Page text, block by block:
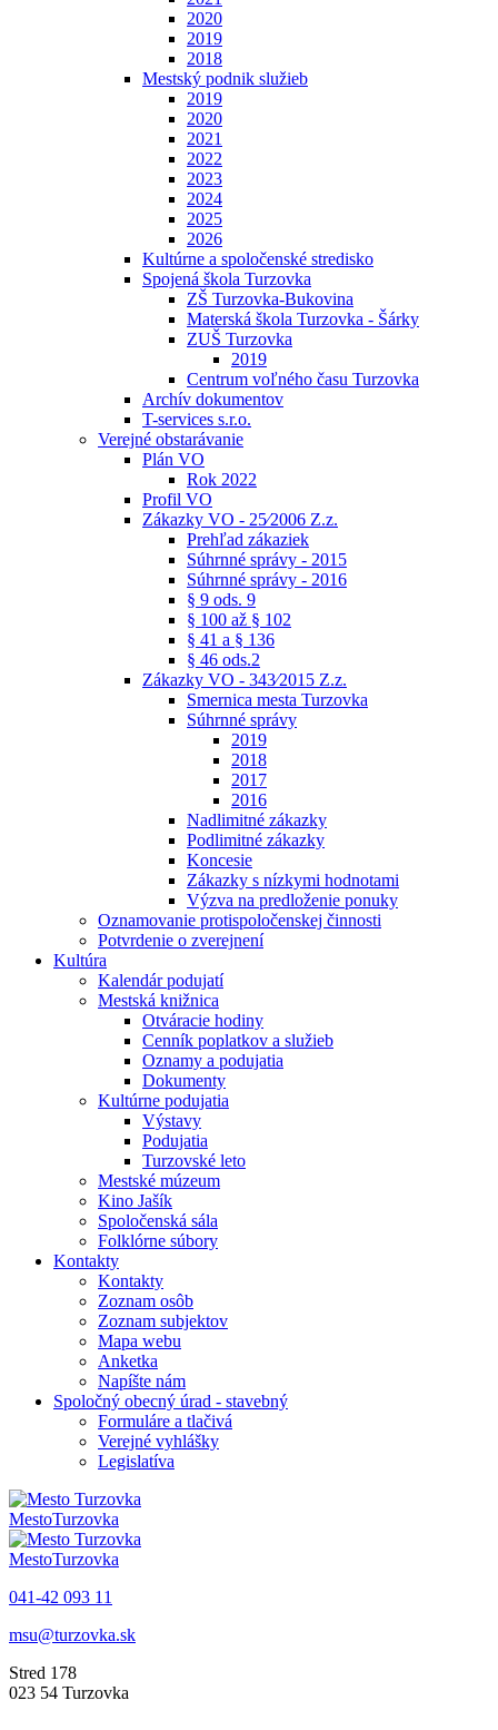
2020
2019
2018
Mestský podnik služieb
2019
2020
2021
2022
2023
2024
2025
2026
Kultúrne a spoločenské stredisko
Spojená škola Turzovka
ZŠ Turzovka-Bukovina
Materská škola Turzovka - Šárky
ZUŠ Turzovka
2019
Centrum voľného času Turzovka
Archív dokumentov
T-services s.r.o.
Verejné obstarávanie
Plán VO
Rok 2022
Profil VO
Zákazky VO - 25⁄2006 Z.z.
Prehľad zákaziek
Súhrnné správy - 2015
Súhrnné správy - 2016
§ 9 ods. 9
§ 100 až § 102
§ 41 a § 136
§ 46 ods.2
Zákazky VO - 343⁄2015 Z.z.
Smernica mesta Turzovka
Súhrnné správy
2019
2018
2017
2016
Nadlimitné zákazky
Podlimitné zákazky
Koncesie
Zákazky s nízkymi hodnotami
Výzva na predloženie ponuky
Oznamovanie protispoločenskej činnosti
Potvrdenie o zverejnení
Kultúra
Kalendár podujatí
Mestská knižnica
Otváracie hodiny
Cenník poplatkov a služieb
Oznamy a podujatia
Dokumenty
Kultúrne podujatia
Výstavy
Podujatia
Turzovské leto
Mestské múzeum
Kino Jašík
Spoločenská sála
Folklórne súbory
Kontakty
Kontakty
Zoznam osôb
Zoznam subjektov
Mapa webu
Anketka
Napíšte nám
Spoločný obecný úrad - stavebný
Formuláre a tlačivá
Verejné vyhlášky
Legislatíva
MestoTurzovka
MestoTurzovka
041-42 093 11
msu@turzovka.sk
Stred 178
023 54 Turzovka